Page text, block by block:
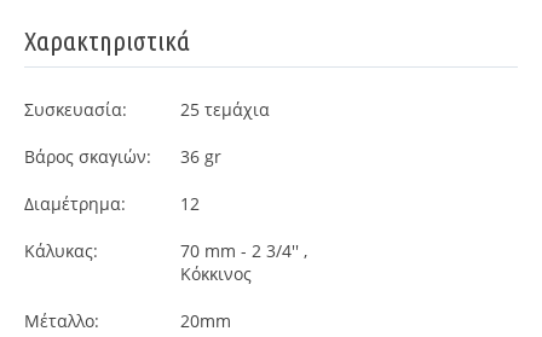
Χαρακτηριστικά
Συσκευασία: 25 τεμάχια
Βάρος σκαγιών: 36 gr
Διαμέτρημα: 12
Κάλυκας:
70 mm - 2 3/4'' ,
Κόκκινος
Μέταλλο: 20mm